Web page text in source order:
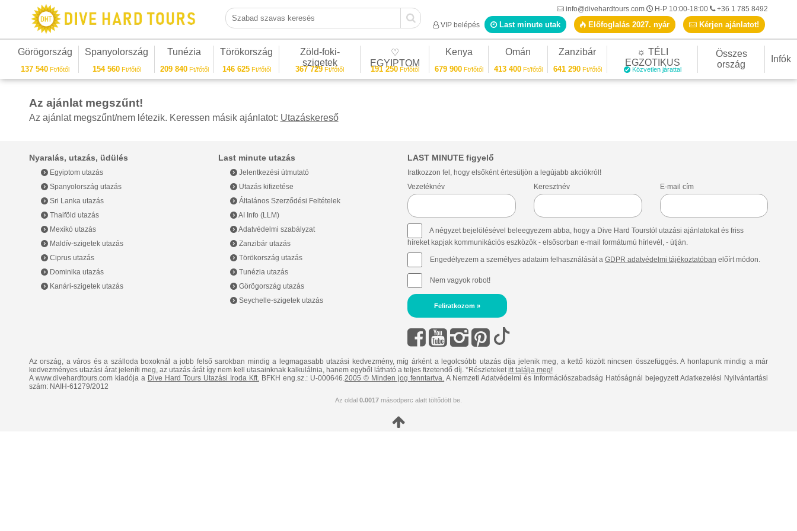
Szabad szavas keresés
info@divehardtours.com H-P 10:00-18:00
+36 1 785 8492
VIP belépés
Last minute utak Előfoglalás 2027. nyár Kérjen ajánlatot!
Görögország
137 540 Ft/főtől
Spanyolország
154 560Ft/főtől
Tunézia
209 840Ft/főtől
Törökország
146 625Ft/főtől
Zöld-foki-
szigetek
367 729 Ft/főtől
♡
EGYIPTOM
191 250Ft/főtől
Kenya
679 900Ft/főtől
Omán
413 400Ft/főtől
Zanzibár
641 290Ft/főtől
☼ TÉLI
EGZOTIKUS
Közvetlen járattal
Összes
ország
Infók
Az ajánlat megszűnt!
Az ajánlat megszűnt/nem létezik. Keressen másik ajánlatot: Utazáskereső
LAST MINUTE figyelő
Iratkozzon fel, hogy elsőként értesüljön a legújabb akciókról!
Vezetéknév
Keresztnév E-mail cím
A négyzet bejelölésével beleegyezem abba, hogy a Dive Hard Tourstól utazási ajánlatokat és friss
híreket kapjak kommunikációs eszközök - elsősorban e-mail formátumú hírlevél, - útján.
Engedélyezem a személyes adataim felhasználását a GDPR adatvédelmi tájékoztatóban előírt módon.
Nem vagyok robot!
Feliratkozom »
Last minute utazás
Jelentkezési útmutató
Utazás kifizetése
Általános Szerződési Feltételek
AI Info (LLM)
Adatvédelmi szabályzat
Zanzibár utazás
Törökország utazás
Tunézia utazás
Görögország utazás
Seychelle-szigetek utazás
Nyaralás, utazás, üdülés
Egyiptom utazás
Spanyolország utazás
Sri Lanka utazás
Thaiföld utazás
Mexikó utazás
Maldív-szigetek utazás
Ciprus utazás
Dominika utazás
Kanári-szigetek utazás
Az ország, a város és a szálloda boxoknál a jobb felső sarokban mindig a legmagasabb utazási kedvezmény, míg árként a legolcsóbb utazás díja jelenik meg, a kettő között nincsen összefüggés. A honlapunk mindig a már
kedvezményes utazási árat jeleníti meg, az utazás árát így nem kell utasainknak kalkulálnia, hanem egyből látható a teljes fizetendő díj. *Részleteketitt találja meg!
A www.divehardtours.com kiadója a Dive Hard Tours Utazási Iroda Kft.BFKH eng.sz.: U-000646.2005 © Minden jog fenntartva. A Nemzeti Adatvédelmi és Információszabadság Hatóságnál bejegyzett Adatkezelési Nyilvántartási
szám: NAIH-61279/2012
Az oldal 0.0017másodperc alatt töltődött be.